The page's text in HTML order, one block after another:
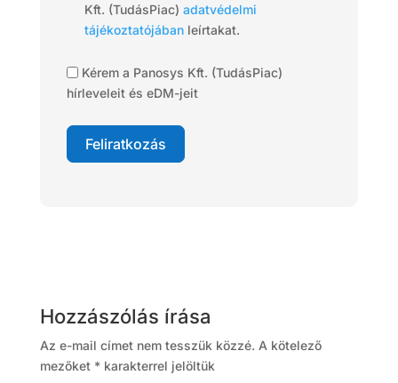
Kft. (TudásPiac) adatvédelmi
tájékoztatójábanleírtakat.
Kérem a Panosys Kft. (TudásPiac)
hírleveleit és eDM-jeit
Feliratkozás
Hozzászólás írása
Az e-mail címet nem tesszük közzé. A kötelező
mezőket *karakterrel jelöltük